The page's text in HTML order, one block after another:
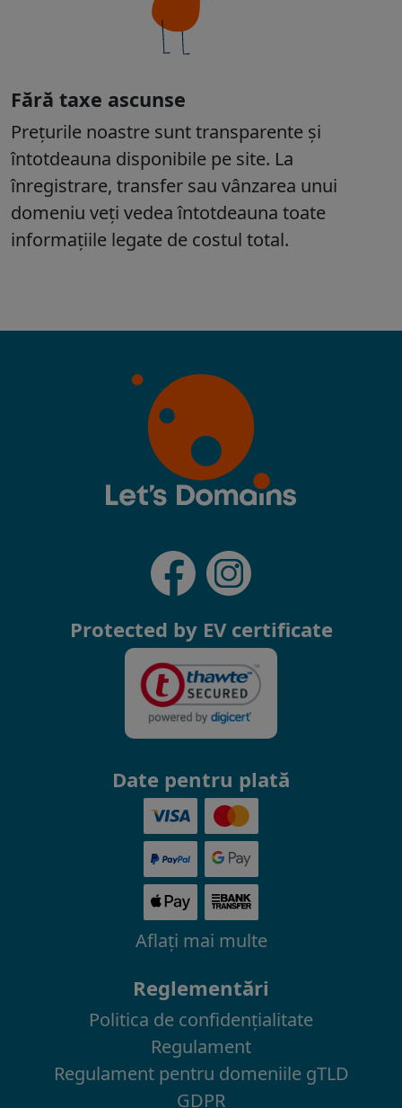
Protected by EV certificate
Date pentru plată
Aflaţi mai multe
Reglementări
Politica de confidenţialitate
Regulament
Regulament pentru domeniile gTLD
GDPR